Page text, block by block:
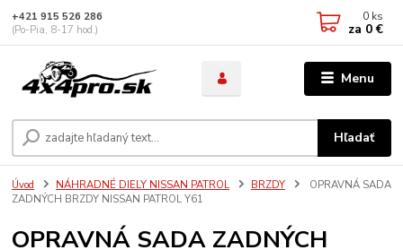
Menu
Hľadať
+421 915 526 286
(Po-Pia, 8-17 hod.)
0 ks
za 0 €
Úvod NÁHRADNÉ DIELY NISSAN PATROL BRZDY
OPRAVNÁ SADA
ZADNÝCH BRZDY NISSAN PATROL Y61
OPRAVNÁ SADA ZADNÝCH